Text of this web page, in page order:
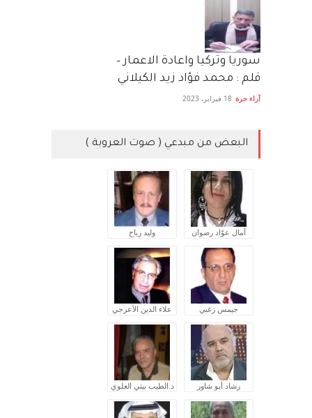
سوريا وتركيا واعادة الاعمار –
قلم : محمد فؤاد زيد الكيلاني
آراء حرة 18 فبراير، 2023
البعض من مبدعي ( صوت العروبة )
آمال عوّاد رضوان وليد رباح
جيمس زغبي علاء الدين الأعرجي
رشاد أبو شاور د.الطيب بيتي العلوي